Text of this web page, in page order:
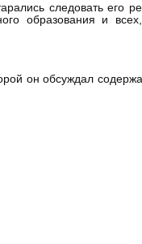
следовать его
образования и
он обсуждал